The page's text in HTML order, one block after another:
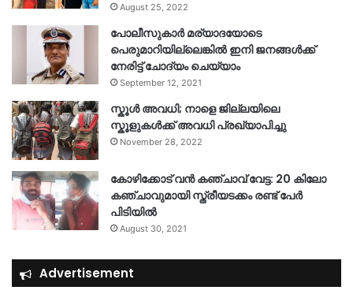
August 25, 2022
പോലീസുകാര്‍ മര്യാദയോടെ
പെരുമാറിയില്ലെങ്കില്‍ ഇനി ജനങ്ങള്‍ക്ക്
നേരിട്ട് ചോദ്യം ചെയ്യാം
September 12, 2021
സ്കൂൾ അവധി; നാളെ ജില്ലയിലെ
സ്കൂളുകൾക്ക് അവധി പ്രഖ്യാപിച്ചു
November 28, 2022
കോഴിക്കോട് വൻ കഞ്ചാവ് വേട്ട: 20 കിലോ
കഞ്ചാവുമായി സ്ത്രീയടക്കം രണ്ട് പേർ
പിടിയിൽ
August 30, 2021
Advertisement